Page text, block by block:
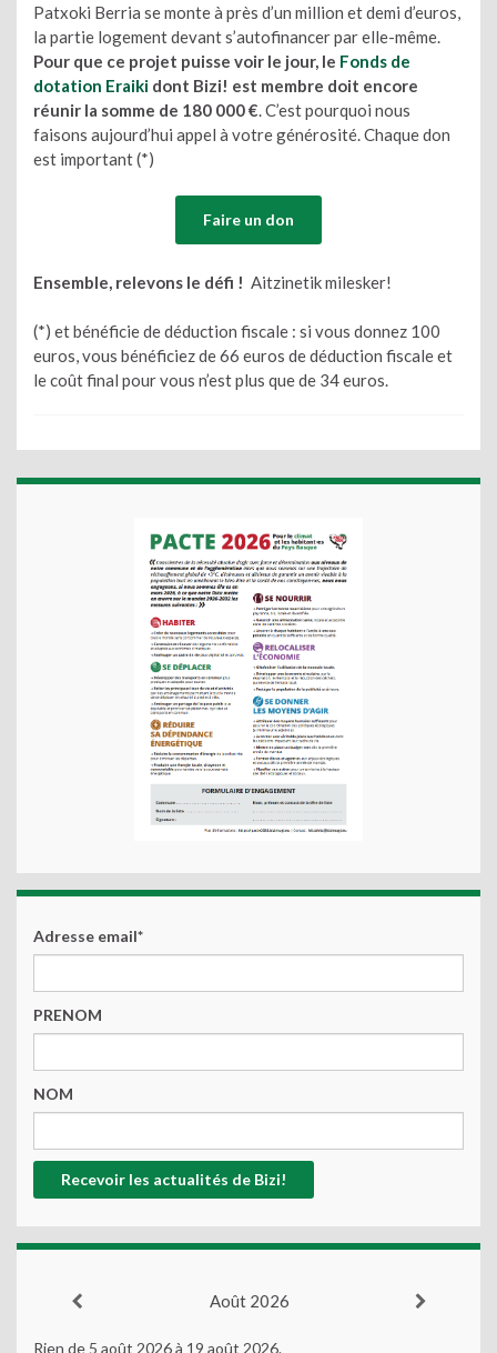
Patxoki Berria se monte à près d’un million et demi d’euros,
la partie logement devant s’autofinancer par elle-même.
Pour que ce projet puisse voir le jour, le Fonds de
dotation Eraiki dont Bizi! est membre doit encore
réunir la somme de 180 000 €. C’est pourquoi nous
faisons aujourd’hui appel à votre générosité. Chaque don
est important (*)
Faire un don
Ensemble, relevons le défi ! Aitzinetik milesker!
(*) et bénéficie de déduction fiscale : si vous donnez 100
euros, vous bénéficiez de 66 euros de déduction fiscale et
le coût final pour vous n’est plus que de 34 euros.
Adresse email*
PRENOM
NOM
Août 2026
Rien de 5 août 2026 à 19 août 2026.